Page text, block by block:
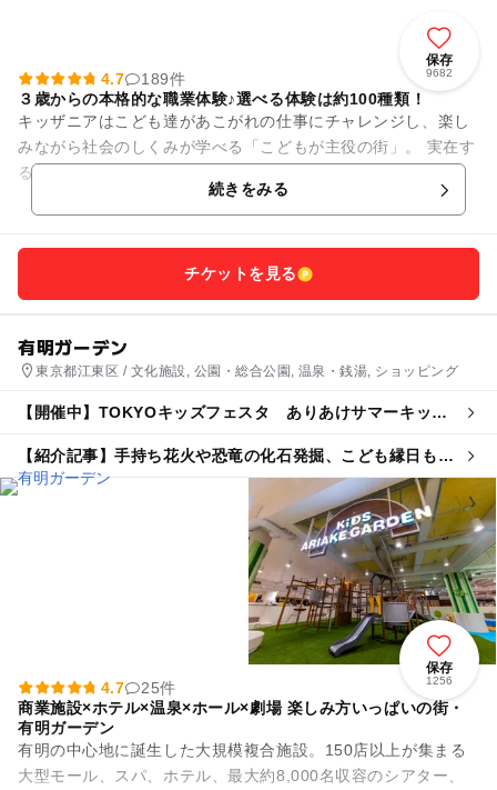
保存
9682
4.7
189件
３歳からの本格的な職業体験♪選べる体験は約100種類！
キッザニアはこども達があこがれの仕事にチャレンジし、楽し
みながら社会のしくみが学べる「こどもが主役の街」。 実在す
る企業が立ち並ぶ街の中では、約100種類の仕事やサービスが
続きをみる
チケットを見る
有明ガーデン
東京都江東区 / 文化施設, 公園・総合公園, 温泉・銭湯, ショッピング
【開催中】TOKYOキッズフェスタ ありあけサマーキッズ
【紹介記事】手持ち花火や恐竜の化石発掘、こども縁日も！
有明ガーデンでキッズフェスタが開催
保存
1256
4.7
25件
商業施設×ホテル×温泉×ホール×劇場 楽しみ方いっぱいの街・
有明ガーデン
有明の中心地に誕生した大規模複合施設。150店以上が集まる
大型モール、スパ、ホテル、最大約8,000名収容のシアター、